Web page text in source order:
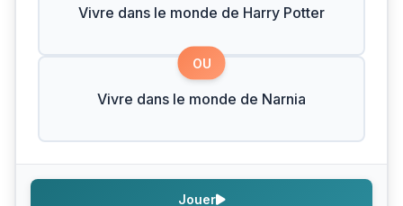
Vivre dans le monde de Harry Potter
OU
Vivre dans le monde de Narnia
Jouer